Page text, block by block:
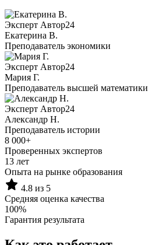
Эксперт Автор24
Екатерина B.
Преподаватель экономики
Эксперт Автор24
Мария Г.
Преподаватель высшей математики
Эксперт Автор24
Александр Н.
Преподаватель истории
8 000+
Проверенных экспертов
13 лет
Опыта на рынке образования
4.8 из 5
Средняя оценка качества
100%
Гарантия результата